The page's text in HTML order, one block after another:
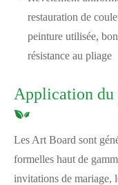
restauration de
peinture utilisée,
résistance au pliage
Application du
Les Art Board sont
formelles haut de
invitations de mariage,